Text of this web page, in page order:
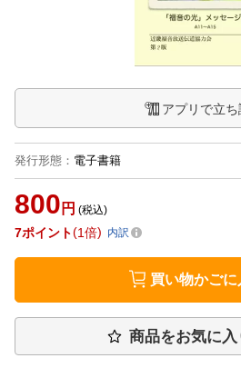
アプリで立ち
発行形態 ： 電子書籍
800 円 (税込)
7ポイント 1倍 内訳
買い物かごに
商品をお気に入